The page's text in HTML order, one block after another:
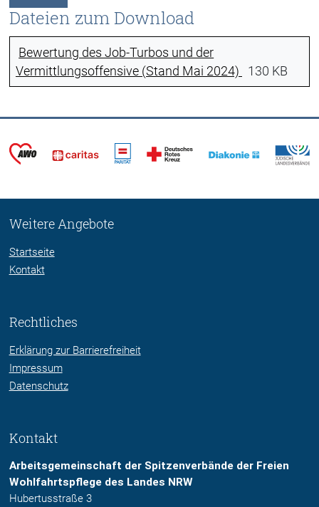
Dateien zum Download
Bewertung des Job-Turbos und der
Vermittlungsoffensive (Stand Mai 2024)
130 KB
Weitere Angebote
Startseite
Kontakt
Rechtliches
Erklärung zur Barrierefreiheit
Impressum
Datenschutz
Kontakt
Arbeitsgemeinschaft der Spitzenverbände der Freien
Wohlfahrtspflege des Landes NRW
Hubertusstraße 3